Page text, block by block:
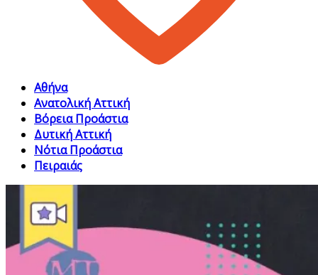
Αθήνα
Ανατολική Αττική
Βόρεια Προάστια
Δυτική Αττική
Νότια Προάστια
Πειραιάς